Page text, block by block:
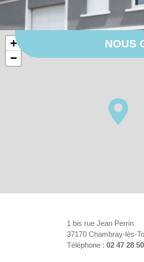
NOUS
+
−
1 bis rue Jean Perrin
37170 Chambray-lès-
Téléphone : 02 47 28